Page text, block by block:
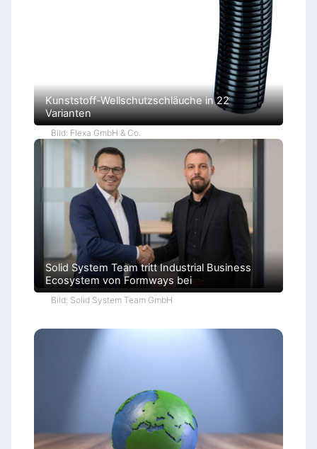
Kunststoff-Wellschutzschläuche in 22
Varianten
Bild: Flexa GmbH & Co.
Solid System Team tritt Industrial Business
Ecosystem von Formways bei
Bild: Solid System Team GmbH